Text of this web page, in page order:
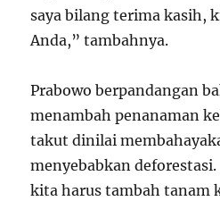
saya bilang terima kasih,
Anda,” tambahnya.
Prabowo berpandangan
menambah penanaman
takut dinilai
menyebabkan deforestasi.
kita harus tambah tanam